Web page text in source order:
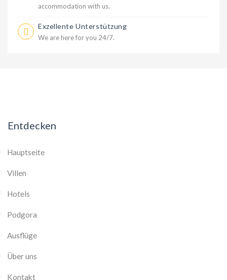
accommodation with us.
Exzellente Unterstützung
We are here for you 24/7.
Entdecken
Hauptseite
Villen
Hotels
Podgora
Ausflüge
Über uns
Kontakt